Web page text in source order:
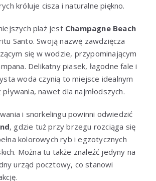
króluje cisza i naturalne piękno.
plaż jest Champagne Beach
Santo. Swoją nazwę zawdzięcza
się w wodzie, przypominającym
Delikatny piasek, łagodne fale i
woda czynią to miejsce idealnym
nawet dla najmłodszych.
i snorkelingu powinni odwiedzić
, gdzie tuż przy brzegu rozciąga się
kolorowych ryb i egzotycznych
Można tu także znaleźć jedyny na
urząd pocztowy, co stanowi